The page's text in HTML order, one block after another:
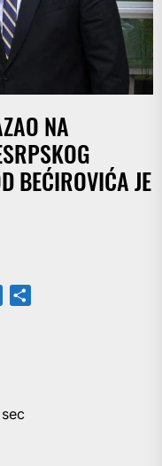
NA
BEĆIROVIĆA JE
Twitter